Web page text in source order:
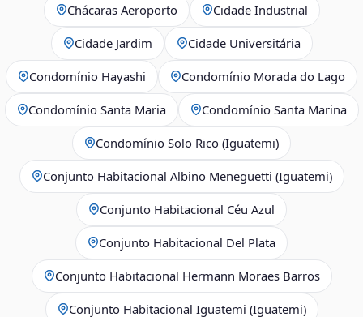
Chácaras Aeroporto Cidade Industrial
Cidade Jardim Cidade Universitária
Condomínio Hayashi Condomínio Morada do Lago
Condomínio Santa Maria Condomínio Santa Marina
Condomínio Solo Rico (Iguatemi)
Conjunto Habitacional Albino Meneguetti (Iguatemi)
Conjunto Habitacional Céu Azul
Conjunto Habitacional Del Plata
Conjunto Habitacional Hermann Moraes Barros
Conjunto Habitacional Iguatemi (Iguatemi)